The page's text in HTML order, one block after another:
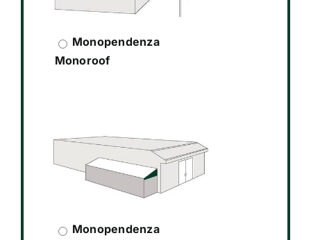
Monopendenza
Monoroof
Monopendenza